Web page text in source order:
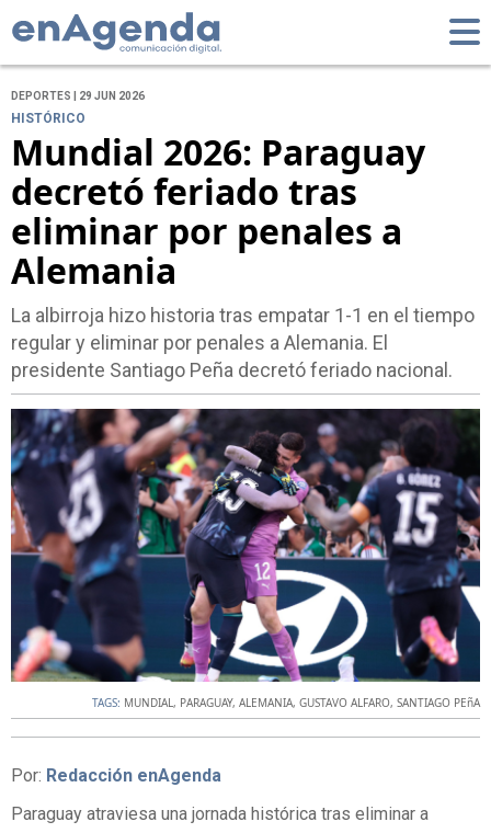
DEPORTES | 29 JUN 2026
HISTÓRICO
Mundial 2026: Paraguay
decretó feriado tras
eliminar por penales a
Alemania
La albirroja hizo historia tras empatar 1-1 en el tiempo
regular y eliminar por penales a Alemania. El
presidente Santiago Peña decretó feriado nacional.
TAGS: MUNDIAL, PARAGUAY, ALEMANIA, GUSTAVO ALFARO, SANTIAGO PEñA
Por: Redacción enAgenda
Paraguay atraviesa una jornada histórica tras eliminar a